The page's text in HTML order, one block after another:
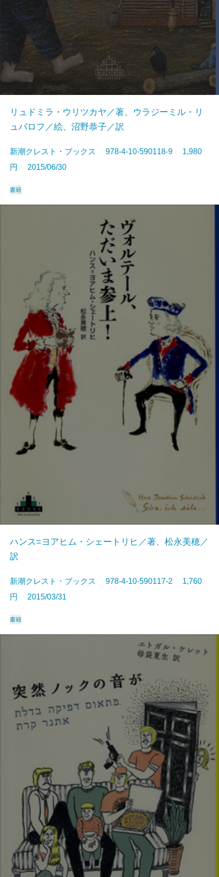
リュドミラ・ウリツカヤ／著、ウラジーミル・リ
ュバロフ／絵、沼野恭子／訳
新潮クレスト・ブックス 978-4-10-590118-9 1,980
円 2015/06/30
書籍
ハンス=ヨアヒム・シェートリヒ／著、松永美穂／
訳
新潮クレスト・ブックス 978-4-10-590117-2 1,760
円 2015/03/31
書籍